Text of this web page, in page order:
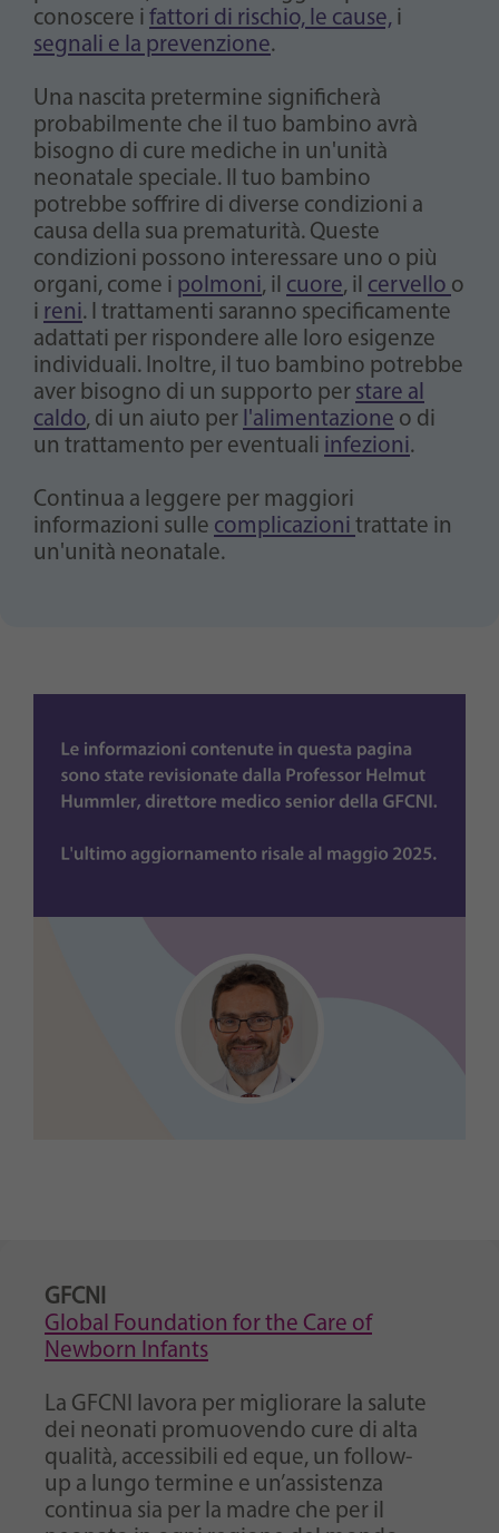
conoscere i fattori di rischio, le cause, i
segnali e la prevenzione.
Una nascita pretermine significherà
probabilmente che il tuo bambino avrà
bisogno di cure mediche in un'unità
neonatale speciale. Il tuo bambino
potrebbe soffrire di diverse condizioni a
causa della sua prematurità. Queste
condizioni possono interessare uno o più
organi, come i polmoni, il cuore, il cervello o
i reni. I trattamenti saranno specificamente
adattati per rispondere alle loro esigenze
individuali. Inoltre, il tuo bambino potrebbe
aver bisogno di un supporto per stare al
caldo, di un aiuto per l'alimentazione o di
un trattamento per eventuali infezioni.
Continua a leggere per maggiori
informazioni sulle complicazioni trattate in
un'unità neonatale.
GFCNI
Global Foundation for the Care of
Newborn Infants
La GFCNI lavora per migliorare la salute
dei neonati promuovendo cure di alta
qualità, accessibili ed eque, un follow-
up a lungo termine e un’assistenza
continua sia per la madre che per il